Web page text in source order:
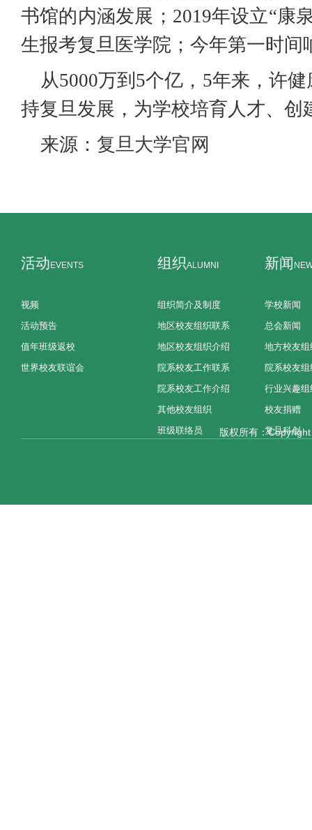
书馆的内涵发展；2019年设立“康
生报考复旦医学院；今年第一时
从5000万到5个亿，5年来，许
持复旦发展，为学校培育人才、
来源： 复旦大学官网
活动 EVENTS
视频
活动预告
值年班级返校
世界校友联谊会
组织ALUMNI
组织简介及制度
地区校友组织联系
地区校友组织介绍
院系校友工作联系
院系校友工作介绍
其他校友组织
班级联络员
新闻
学校新闻
总会新闻
地方校友组
院系校友组
行业兴趣组
校友捐赠
复旦科创
版权所有：